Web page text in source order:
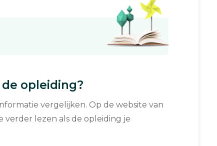
opleiding?
vergelijken. Op de website van
verder lezen als de opleiding je